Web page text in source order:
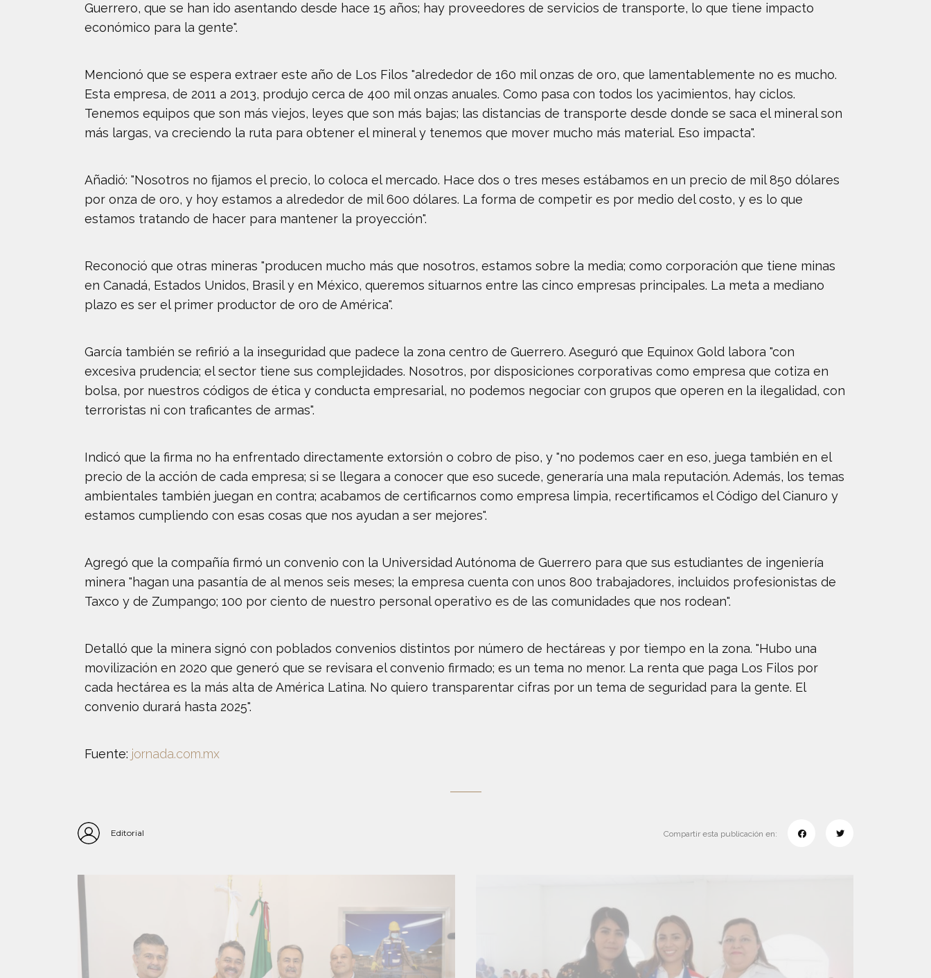
Guerrero, que se han ido asentando desde hace 15 años; hay proveedores de servicios de transporte, lo que tiene impacto
económico para la gente".
Mencionó que se espera extraer este año de Los Filos "alrededor de 160 mil onzas de oro, que lamentablemente no es mucho.
Esta empresa, de 2011 a 2013, produjo cerca de 400 mil onzas anuales. Como pasa con todos los yacimientos, hay ciclos.
Tenemos equipos que son más viejos, leyes que son más bajas; las distancias de transporte desde donde se saca el mineral son
más largas, va creciendo la ruta para obtener el mineral y tenemos que mover mucho más material. Eso impacta".
Añadió: "Nosotros no fijamos el precio, lo coloca el mercado. Hace dos o tres meses estábamos en un precio de mil 850 dólares
por onza de oro, y hoy estamos a alrededor de mil 600 dólares. La forma de competir es por medio del costo, y es lo que
estamos tratando de hacer para mantener la proyección".
Reconoció que otras mineras "producen mucho más que nosotros, estamos sobre la media; como corporación que tiene minas
en Canadá, Estados Unidos, Brasil y en México, queremos situarnos entre las cinco empresas principales. La meta a mediano
plazo es ser el primer productor de oro de América".
García también se refirió a la inseguridad que padece la zona centro de Guerrero. Aseguró que Equinox Gold labora "con
excesiva prudencia; el sector tiene sus complejidades. Nosotros, por disposiciones corporativas como empresa que cotiza en
bolsa, por nuestros códigos de ética y conducta empresarial, no podemos negociar con grupos que operen en la ilegalidad, con
terroristas ni con traficantes de armas".
Indicó que la firma no ha enfrentado directamente extorsión o cobro de piso, y "no podemos caer en eso, juega también en el
precio de la acción de cada empresa; si se llegara a conocer que eso sucede, generaría una mala reputación. Además, los temas
ambientales también juegan en contra; acabamos de certificarnos como empresa limpia, recertificamos el Código del Cianuro y
estamos cumpliendo con esas cosas que nos ayudan a ser mejores".
Agregó que la compañía firmó un convenio con la Universidad Autónoma de Guerrero para que sus estudiantes de ingeniería
minera "hagan una pasantía de al menos seis meses; la empresa cuenta con unos 800 trabajadores, incluidos profesionistas de
Taxco y de Zumpango; 100 por ciento de nuestro personal operativo es de las comunidades que nos rodean".
Detalló que la minera signó con poblados convenios distintos por número de hectáreas y por tiempo en la zona. "Hubo una
movilización en 2020 que generó que se revisara el convenio firmado; es un tema no menor. La renta que paga Los Filos por
cada hectárea es la más alta de América Latina. No quiero transparentar cifras por un tema de seguridad para la gente. El
convenio durará hasta 2025".
Fuente: jornada.com.mx
Editorial Compartir esta publicación en: